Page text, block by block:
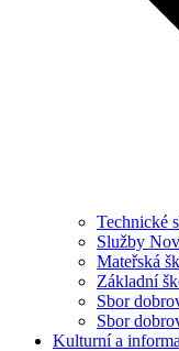
Technické
Služby
Mateřská
Základní
Sbor
Sbor
Kulturní a